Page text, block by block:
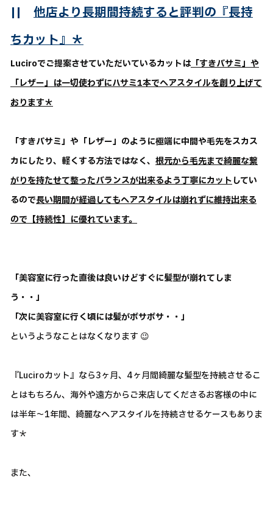
|| 他店より長期間持続すると評判の『長持
ちカット』＊
Luciroでご提案させていただいているカットは「すきバサミ」や
「レザー」は一切使わずにハサミ1本でヘアスタイルを創り上げて
おります＊
「すきバサミ」や「レザー」のように極端に中間や毛先をスカス
カにしたり、軽くする方法ではなく、 根元から毛先まで綺麗な繋
がりを持たせて整ったバランスが出来るよう丁寧にカットしてい
るので長い期間が経過してもヘアスタイルは崩れずに維持出来る
ので【持続性】に優れています。
「美容室に行った直後は良いけどすぐに髪型が崩れてしま
う・・」
「次に美容室に行く頃には髪がボサボサ・・」
というようなことはなくなります 😉
『Luciroカット』なら3ヶ月、4ヶ月間綺麗な髪型を持続させるこ
とはもちろん、海外や遠方からご来店してくださるお客様の中に
は半年～1年間、綺麗なヘアスタイルを持続させるケースもありま
す＊
また、